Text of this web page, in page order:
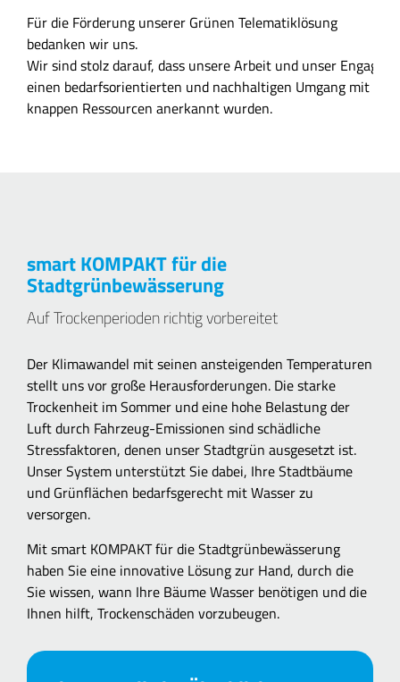
Für die Förderung unserer Grünen Telematiklösung
bedanken wir uns.
Wir sind stolz darauf, dass unsere Arbeit und unser
einen bedarfsorientierten und nachhaltigen Umgang mit
knappen Ressourcen anerkannt wurden.
smart KOMPAKT für die
Stadtgrünbewässerung
Auf Trockenperioden richtig vorbereitet
Der Klimawandel mit seinen ansteigenden Temperaturen
stellt uns vor große Herausforderungen. Die starke
Trockenheit im Sommer und eine hohe Belastung der
Luft durch Fahrzeug-Emissionen sind schädliche
Stressfaktoren, denen unser Stadtgrün ausgesetzt ist.
Unser System unterstützt Sie dabei, Ihre Stadtbäume
und Grünflächen bedarfsgerecht mit Wasser zu
versorgen.
Mit smart KOMPAKT für die Stadtgrünbewässerung
haben Sie eine innovative Lösung zur Hand, durch die
Sie wissen, wann Ihre Bäume Wasser benötigen und die
Ihnen hilft, Trockenschäden vorzubeugen.